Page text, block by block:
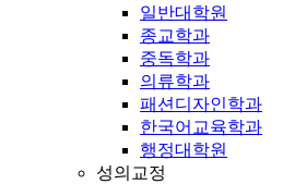
일반대학원
종교학과
중독학과
의류학과
패션디자인학과
한국어교육학과
행정대학원
성의교정